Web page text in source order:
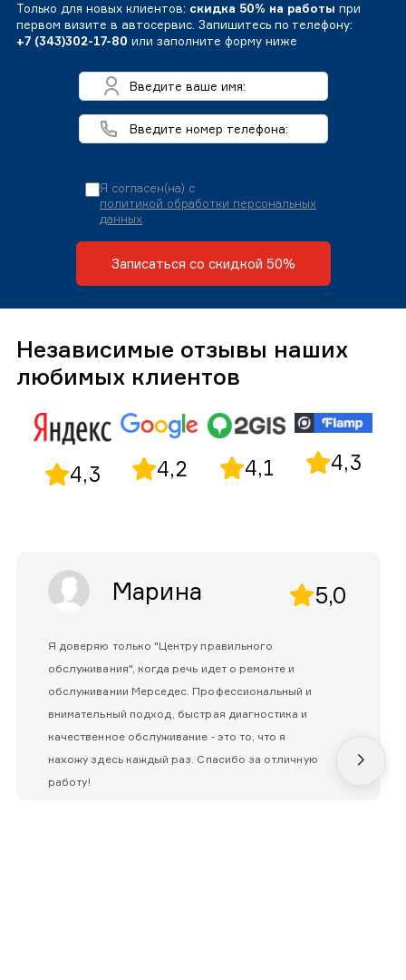
Только для новых клиентов: скидка 50% на работы при
первом визите в автосервис. Запишитесь по телефону:
+7 (343)302-17-80 или заполните форму ниже
Я согласен(на) с
политикой обработки персональных
данных
Записаться со скидкой 50%
Независимые отзывы наших
любимых клиентов
4,3 4,2 4,1 4,3
Марина 5,0
Я доверяю только "Центру правильного
обслуживания", когда речь идет о ремонте и
обслуживании Мерседес. Профессиональный и
внимательный подход, быстрая диагностика и
качественное обслуживание - это то, что я
нахожу здесь каждый раз. Спасибо за отличную
работу!